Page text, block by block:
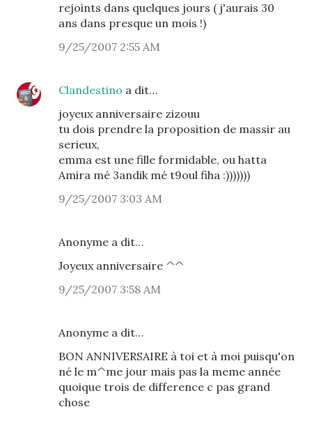
rejoints dans quelques jours ( j'aurais 30
ans dans presque un mois !)
9/25/2007 2:55 AM
Clandestino a dit…
joyeux anniversaire zizouu
tu dois prendre la proposition de massir au
serieux,
emma est une fille formidable, ou hatta
Amira mé 3andik mé t9oul fiha :)))))))
9/25/2007 3:03 AM
Anonyme a dit…
Joyeux anniversaire ^^
9/25/2007 3:58 AM
Anonyme a dit…
BON ANNIVERSAIRE à toi et à moi puisqu'on
né le m^me jour mais pas la meme année
quoique trois de difference c pas grand
chose